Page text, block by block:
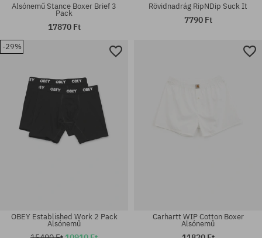
Elérhető méretek:
Alsónemű Stance Boxer Brief 3
Pack
17870 Ft
Rövidnadrág RipNDip Suck It
7790 Ft
-29%
OBEY Established Work 2 Pack
Alsónemű
Carhartt WIP Cotton Boxer
Alsónemű